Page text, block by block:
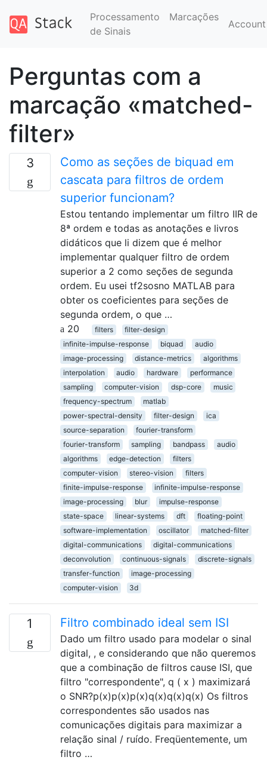
Processamento
de Sinais
Marcações
Perguntas com a
marcação «matched-
filter»
3
Como as seções de biquad em
cascata para filtros de ordem
superior funcionam?
Estou tentando implementar um filtro IIR de
8ª ordem e todas as anotações e livros
didáticos que li dizem que é melhor
implementar qualquer filtro de ordem
superior a 2 como seções de segunda
ordem. Eu usei tf2sosno MATLAB para
obter os coeficientes para seções de
segunda ordem, o que …
20
filters
filter-design
infinite-impulse-response
biquad
audio
image-processing
distance-metrics
algorithms
interpolation
audio hardware
performance
sampling
computer-vision dsp-core
music
frequency-spectrum
matlab
power-spectral-density
filter-design
ica
source-separation
fourier-transform
fourier-transform
sampling bandpass
audio
algorithms
edge-detection
filters
computer-vision
stereo-vision
filters
finite-impulse-response
infinite-impulse-response
image-processing
blur
impulse-response
state-space
linear-systems dft
floating-point
software-implementation
oscillator
matched-filter
digital-communications
digital-communications
deconvolution
continuous-signals
discrete-signals
transfer-function
image-processing
computer-vision
3d
1 Filtro combinado ideal sem ISI
Dado um filtro usado para modelar o sinal
digital, , e considerando que não queremos
que a combinação de filtros cause ISI, que
filtro "correspondente", q ( x ) maximizará
o SNR?p(x)p(x)p(x)q(x)q(x)q(x) Os filtros
correspondentes são usados ​​nas
comunicações digitais para maximizar a
relação sinal / ruído. Freqüentemente, um
filtro …